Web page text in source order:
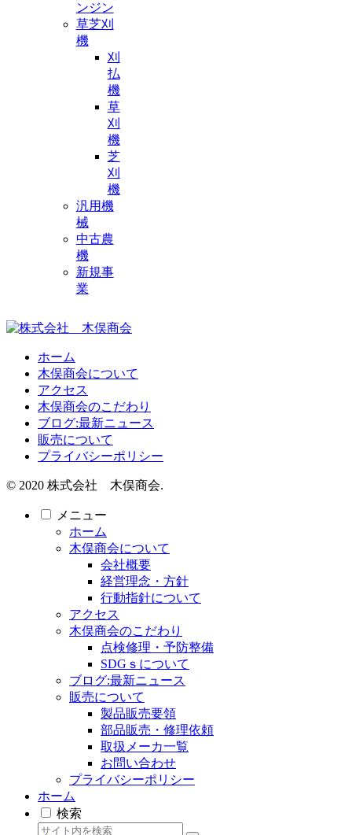
ンジン
草芝刈
機
刈
払
機
草
刈
機
芝
刈
機
汎用機
械
中古農
機
新規事
業
ホーム
木俣商会について
アクセス
木俣商会のこだわり
ブログ:最新ニュース
販売について
プライバシーポリシー
© 2020 株式会社 木俣商会.
メニュー
ホーム
木俣商会について
会社概要
経営理念・方針
行動指針について
アクセス
木俣商会のこだわり
点検修理・予防整備
SDGｓについて
ブログ:最新ニュース
販売について
製品販売要領
部品販売・修理依頼
取扱メーカ一覧
お問い合わせ
プライバシーポリシー
ホーム
検索